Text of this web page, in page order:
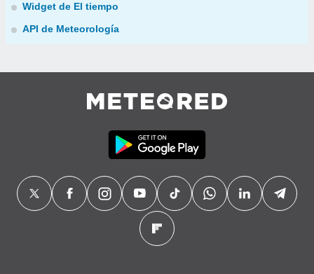
Widget de El tiempo
API de Meteorología